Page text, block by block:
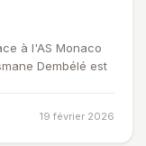
à l'AS Monaco
Dembélé est
19 février 2026